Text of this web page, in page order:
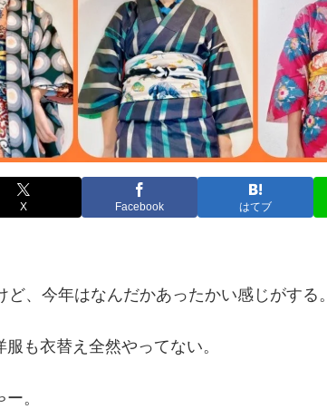
X Facebook はてブ
ど、今年はなんだかあったかい感じがする。
も衣替え全然やってない。
。